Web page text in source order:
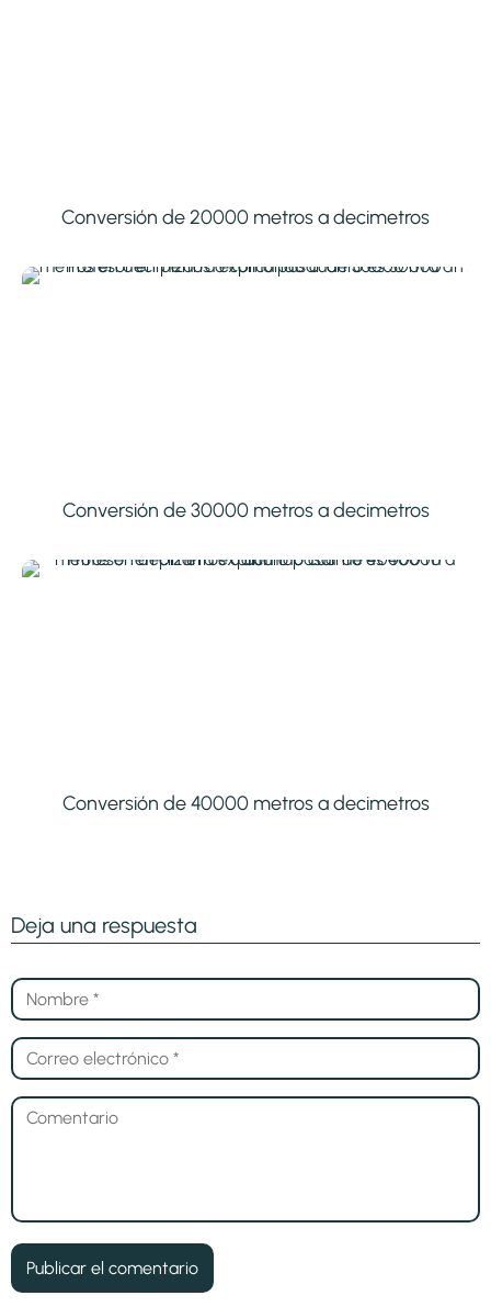
Conversión de 20000 metros a decimetros
Conversión de 30000 metros a decimetros
Conversión de 40000 metros a decimetros
Deja una respuesta